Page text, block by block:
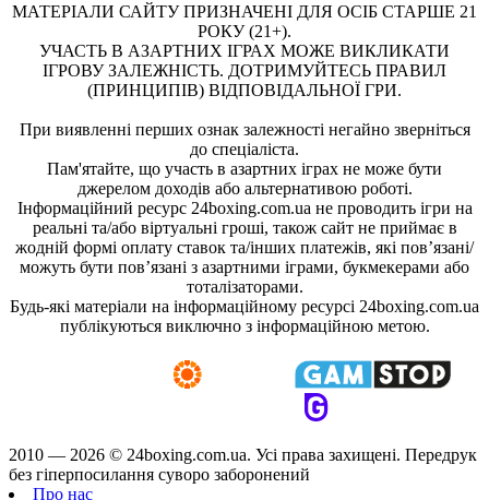
МАТЕРІАЛИ САЙТУ ПРИЗНАЧЕНІ ДЛЯ ОСІБ СТАРШЕ 21
РОКУ (21+).
УЧАСТЬ В АЗАРТНИХ ІГРАХ МОЖЕ ВИКЛИКАТИ
ІГРОВУ ЗАЛЕЖНІСТЬ. ДОТРИМУЙТЕСЬ ПРАВИЛ
(ПРИНЦИПІВ) ВІДПОВІДАЛЬНОЇ ГРИ.
При виявленні перших ознак залежності негайно зверніться
до спеціаліста.
Пам'ятайте, що участь в азартних іграх не може бути
джерелом доходів або альтернативою роботі.
Інформаційний ресурс 24boxing.com.ua не проводить ігри на
реальні та/або віртуальні гроші, також сайт не приймає в
жодній формі оплату ставок та/інших платежів, які пов’язані/
можуть бути пов’язані з азартними іграми, букмекерами або
тоталізаторами.
Будь-які матеріали на інформаційному ресурсі 24boxing.com.ua
публікуються виключно з інформаційною метою.
2010 — 2026 © 24boxing.com.ua. Усi права захищенi. Передрук
без гіперпосилання суворо заборонений
Про нас